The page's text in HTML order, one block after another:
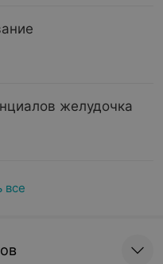
желудочка
все